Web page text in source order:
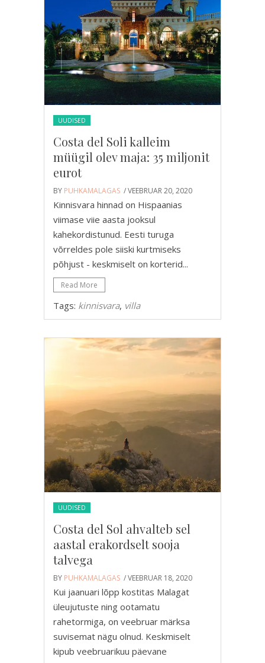
UUDISED
Costa del Soli kalleim
müügil olev maja: 35 miljonit
eurot
BY PUHKAMALAGAS / VEEBRUAR 20, 2020
Kinnisvara hinnad on Hispaanias
viimase viie aasta jooksul
kahekordistunud. Eesti turuga
võrreldes pole siiski kurtmiseks
põhjust - keskmiselt on korterid...
Read More
Tags: kinnisvara, villa
UUDISED
Costa del Sol ahvalteb sel
aastal erakordselt sooja
talvega
BY PUHKAMALAGAS / VEEBRUAR 18, 2020
Kui jaanuari lõpp kostitas Malagat
üleujutuste ning ootamatu
rahetormiga, on veebruar märksa
suvisemat nägu olnud. Keskmiselt
kipub veebruarikuu päevane